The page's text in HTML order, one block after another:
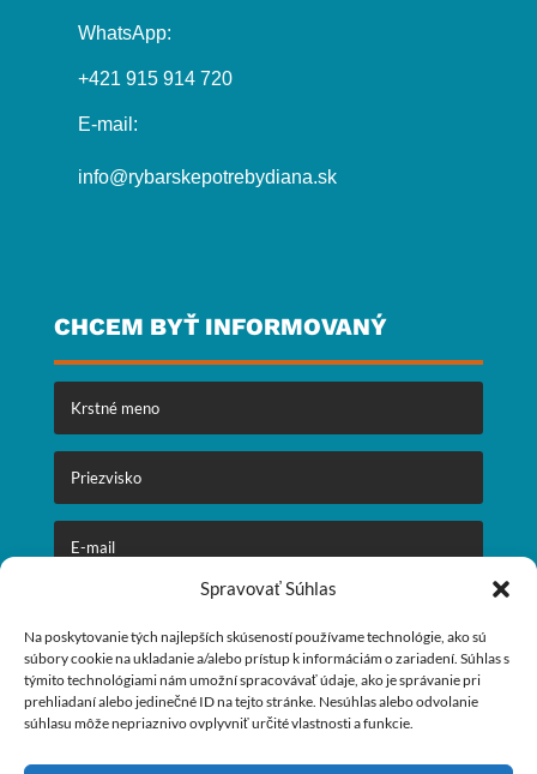
Spravovať Súhlas
Na poskytovanie tých najlepších skúseností používame technológie, ako sú
súbory cookie na ukladanie a/alebo prístup k informáciám o zariadení. Súhlas s
týmito technológiami nám umožní spracovávať údaje, ako je správanie pri
prehliadaní alebo jedinečné ID na tejto stránke. Nesúhlas alebo odvolanie
súhlasu môže nepriaznivo ovplyvniť určité vlastnosti a funkcie.
WhatsApp:
+421 915 914 720
E-mail:
info@rybarskepotrebydiana.sk
CHCEM BYŤ INFORMOVANÝ
🕒Otváracie hodiny: